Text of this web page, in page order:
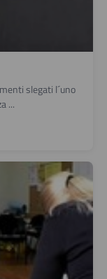
slegati l´uno
...